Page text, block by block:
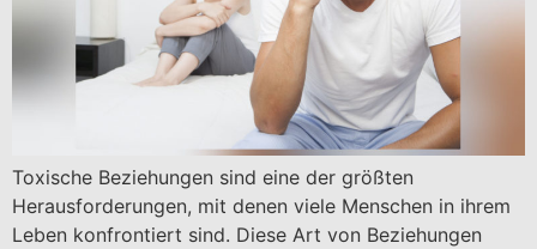
Toxische Beziehungen sind eine der größten
Herausforderungen, mit denen viele Menschen in ihrem
Leben konfrontiert sind. Diese Art von Beziehungen